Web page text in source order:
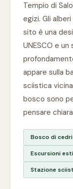
Tempio di
egizi. Gli alberi
sito è una
UNESCO e
appare sulla
sciistica
bosco sono
pensare
Bosco di
Escursioni
Stazione